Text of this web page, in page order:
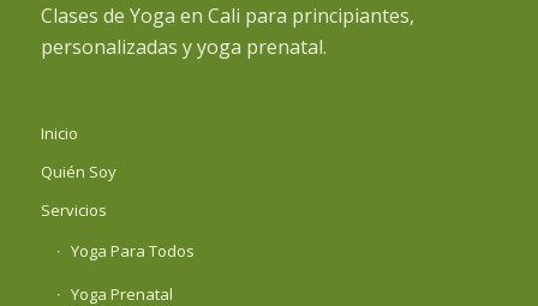
Clases de Yoga en Cali para principiantes,
personalizadas y yoga prenatal.
Inicio
Quién Soy
Servicios
Yoga Para Todos
Yoga Prenatal